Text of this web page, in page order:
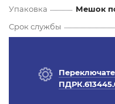
Упаковка
Мешок
Срок службы